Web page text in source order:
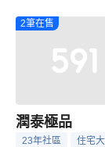
2筆在售
潤泰極品
23年社區
住宅